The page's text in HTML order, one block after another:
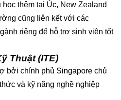
thêm tại Úc, New Zealand
cũng liên kết với các
riêng để hỗ trợ sinh viên tốt
Thuật (ITE)
bởi chính phủ Singapore chủ
và kỹ năng nghề nghiệp